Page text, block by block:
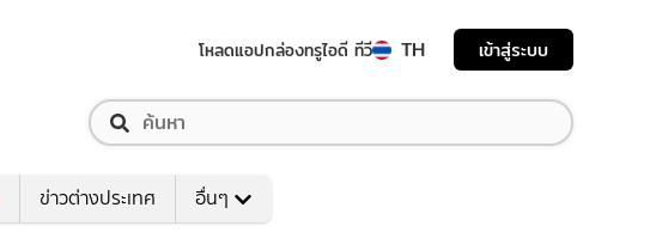
โหลดแอปกล่องทรูไอดี ทีวี TH เข้าสู่ระบบ
ข่าวต่างประเทศ อื่นๆ